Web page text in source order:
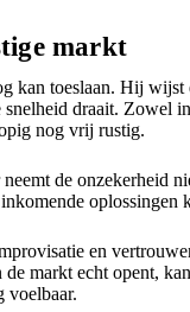
markt
kan toeslaan. Hij wijst
draait. Zowel
nog vrij rustig.
de onzekerheid
oplossingen
en
markt echt opent,
voelbaar.